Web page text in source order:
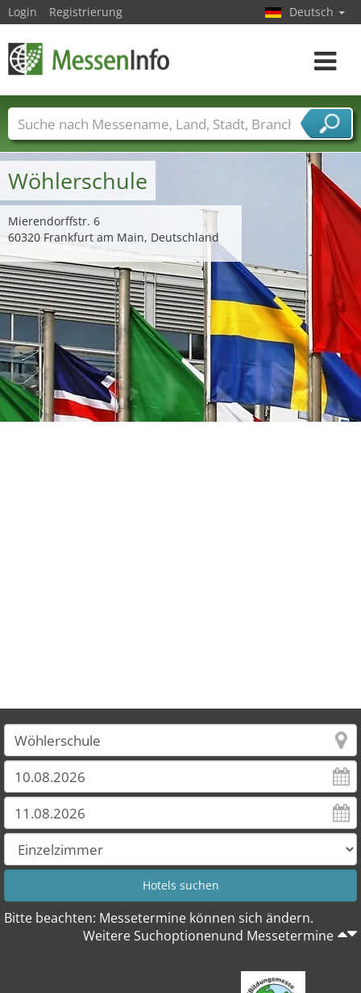
Wöhlerschule
Mierendorffstr. 6
60320 Frankfurt am Main, Deutschland
Bitte beachten: Messetermine können sich ändern.
Weitere Suchoptionenund Messetermine
Login Registrierung Deutsch
Toggle
Messenamen Länder Städte
Branchen
Dienstleisterbranchen